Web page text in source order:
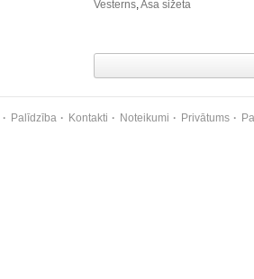
Vesterns,Asa sižeta
Palīdzība Kontakti Noteikumi Privātums